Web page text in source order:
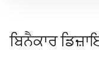
ਬਿਨੈਕਾਰ